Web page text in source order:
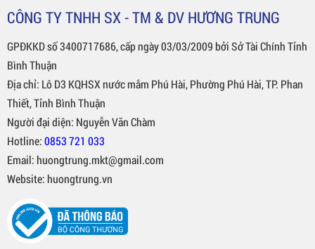
CÔNG TY TNHH SX - TM & DV HƯƠNG TRUNG
GPĐKKD số 3400717686, cấp ngày 03/03/2009 bởi Sở Tài Chính Tỉnh
Bình Thuận
Địa chỉ: Lô D3 KQHSX nước mắm Phú Hài, Phường Phú Hài, TP. Phan
Thiết, Tỉnh Bình Thuận
Người đại diện: Nguyễn Văn Chàm
Hotline:0853 721 033
Email: huongtrung.mkt@gmail.com
Website: huongtrung.vn